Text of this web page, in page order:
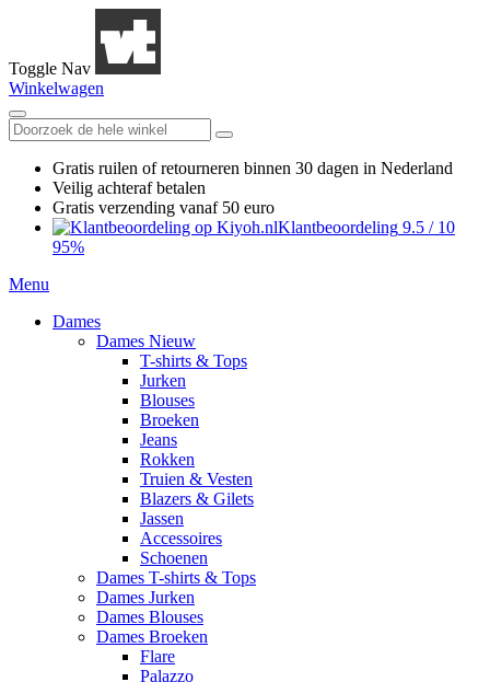
Toggle Nav
Winkelwagen
Gratis ruilen of retourneren binnen 30 dagen in Nederland
Veilig achteraf betalen
Gratis verzending vanaf 50 euro
Klantbeoordeling 9.5 / 10
95%
Menu
Dames
Dames Nieuw
T-shirts & Tops
Jurken
Blouses
Broeken
Jeans
Rokken
Truien & Vesten
Blazers & Gilets
Jassen
Accessoires
Schoenen
Dames T-shirts & Tops
Dames Jurken
Dames Blouses
Dames Broeken
Flare
Palazzo